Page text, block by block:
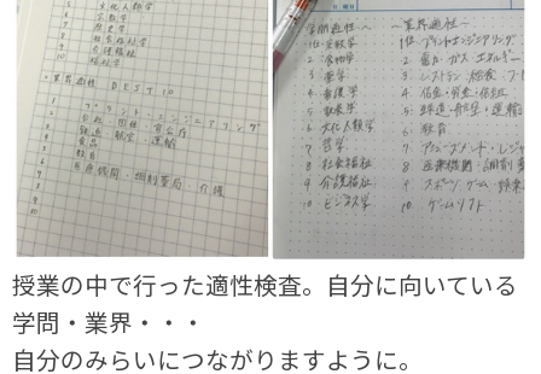
授業の中で行った適性検査。自分に向いている
学問・業界・・・
自分のみらいにつながりますように。